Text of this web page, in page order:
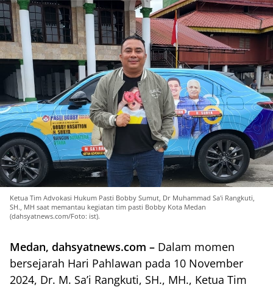
Ketua Tim Advokasi Hukum Pasti Bobby Sumut, Dr Muhammad Sa'i Rangkuti,
SH., MH saat memantau kegiatan tim pasti Bobby Kota Medan
(dahsyatnews.com/Foto: ist).
Medan, dahsyatnews.com – Dalam momen
bersejarah Hari Pahlawan pada 10 November
2024, Dr. M. Sa’i Rangkuti, SH., MH., Ketua Tim